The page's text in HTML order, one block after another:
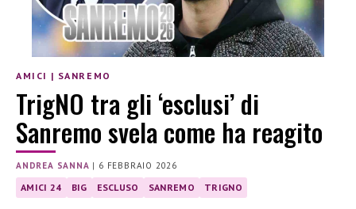
AMICI | SANREMO
TrigNO tra gli ‘esclusi’ di
Sanremo svela come ha reagito
ANDREA SANNA | 6 FEBBRAIO 2026
AMICI 24 BIG ESCLUSO SANREMO TRIGNO